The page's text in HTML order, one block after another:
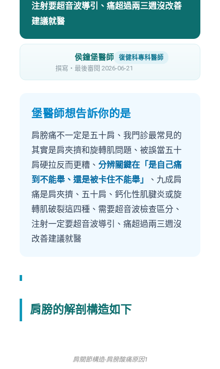
注射要超音波導引、痛超過兩三週沒改善
建議就醫
侯鐘堡醫師
復健科專科醫師
撰寫・最後審閱 2026-06-21
堡醫師想告訴你的是
肩膀痛不一定是五十肩、我門診最常見的
其實是肩夾擠和旋轉肌問題、被誤當五十
肩硬拉反而更糟、 分辨關鍵在「是自己痛
到不能舉、還是被卡住不能舉」
、九成肩
痛是肩夾擠、五十肩、鈣化性肌腱炎或旋
轉肌破裂這四種、需要超音波檢查區分、
注射一定要超音波導引、痛超過兩三週沒
改善建議就醫
肩膀的解剖構造如下
肩關節構造-肩膀酸痛原因1